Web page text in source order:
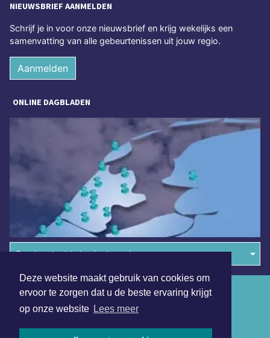
Deze website maakt gebruik van cookies om
ervoor te zorgen dat u de beste ervaring krijgt
op onze website Lees meer
NIEUWSBRIEF AANMELDEN
Schrijf je in voor onze nieuwsbrief en krijg wekelijks een
samenvatting van alle gebeurtenissen uit jouw regio.
Aanmelden
ONLINE DAGBLADEN
Overige dagbladen in de regio
Algemene voorwaarden
Disclaimer